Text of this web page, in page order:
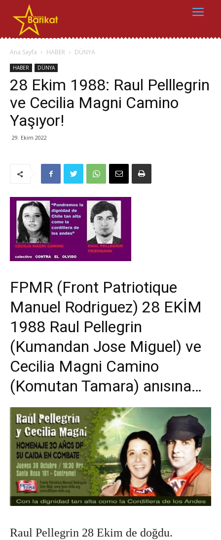
Ana Sayfa HABER DÜNYA
HABER DÜNYA
28 Ekim 1988: Raul Pelllegrin
ve Cecilia Magni Camino
Yaşıyor!
29. Ekim 2022
FPMR (Front Patriotique
Manuel Rodriguez) 28 EKİM
1988 Raul Pellegrin
(Kumandan Jose Miguel) ve
Cecilia Magni Camino
(Komutan Tamara) anısına…
Raul Pellegrin 28 Ekim de doğdu.